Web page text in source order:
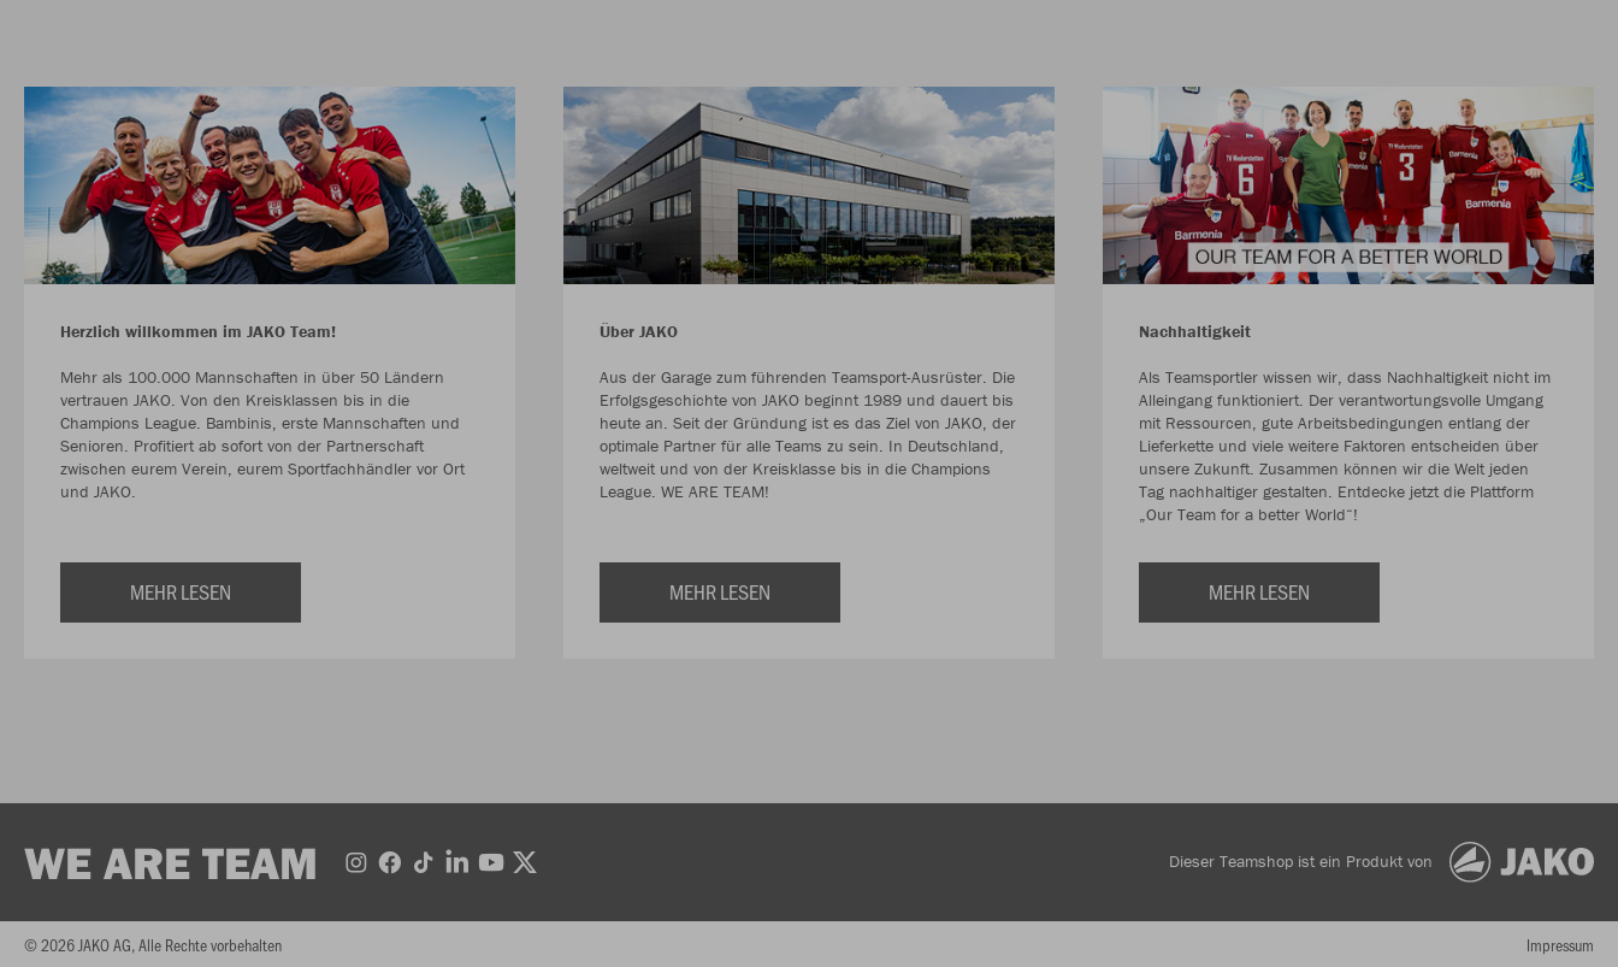
Herzlich willkommen im JAKO Team!
Mehr als 100.000 Mannschaften in über 50 Ländern
vertrauen JAKO. Von den Kreisklassen bis in die
Champions League. Bambinis, erste Mannschaften und
Senioren. Profitiert ab sofort von der Partnerschaft
zwischen eurem Verein, eurem Sportfachhändler vor Ort
und JAKO.
MEHR LESEN
Über JAKO
Aus der Garage zum führenden Teamsport-Ausrüster. Die
Erfolgsgeschichte von JAKO beginnt 1989 und dauert bis
heute an. Seit der Gründung ist es das Ziel von JAKO, der
optimale Partner für alle Teams zu sein. In Deutschland,
weltweit und von der Kreisklasse bis in die Champions
League. WE ARE TEAM!
MEHR LESEN
Nachhaltigkeit
Als Teamsportler wissen wir, dass Nachhaltigkeit nicht im
Alleingang funktioniert. Der verantwortungsvolle Umgang
mit Ressourcen, gute Arbeitsbedingungen entlang der
Lieferkette und viele weitere Faktoren entscheiden über
unsere Zukunft. Zusammen können wir die Welt jeden
Tag nachhaltiger gestalten. Entdecke jetzt die Plattform
„Our Team for a better World“!
MEHR LESEN
WE ARE TEAM Dieser Teamshop ist ein Produkt von
© 2026 JAKO AG, Alle Rechte vorbehalten Impressum